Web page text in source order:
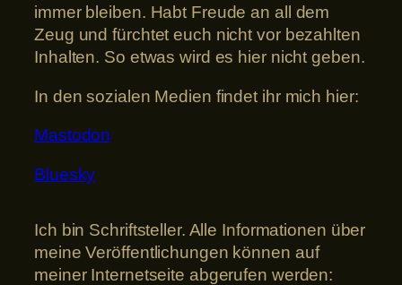
immer bleiben. Habt Freude an all dem
Zeug und fürchtet euch nicht vor bezahlten
Inhalten. So etwas wird es hier nicht geben.
In den sozialen Medien findet ihr mich hier:
Mastodon
Bluesky
Ich bin Schriftsteller. Alle Informationen über
meine Veröffentlichungen können auf
meiner Internetseite abgerufen werden: